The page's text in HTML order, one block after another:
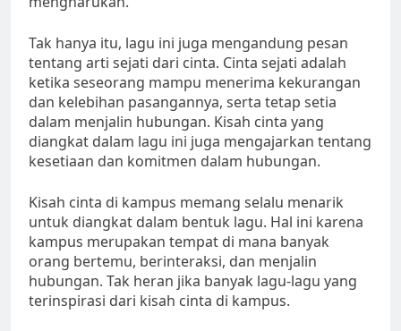
Tak hanya itu, lagu ini juga mengandung pesan
tentang arti sejati dari cinta. Cinta sejati adalah
ketika seseorang mampu menerima kekurangan
dan kelebihan pasangannya, serta tetap setia
dalam menjalin hubungan. Kisah cinta yang
diangkat dalam lagu ini juga mengajarkan tentang
kesetiaan dan komitmen dalam hubungan.
Kisah cinta di kampus memang selalu menarik
untuk diangkat dalam bentuk lagu. Hal ini karena
kampus merupakan tempat di mana banyak
orang bertemu, berinteraksi, dan menjalin
hubungan. Tak heran jika banyak lagu-lagu yang
terinspirasi dari kisah cinta di kampus.